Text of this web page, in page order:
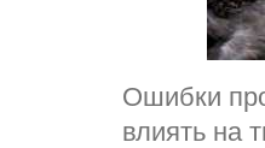
Ошибки
влиять на